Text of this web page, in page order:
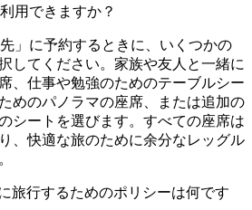
用できますか？
」に予約するときに、いくつかの
してください。家族や友人と一緒に
、仕事や勉強のためのテーブルシー
めのパノラマの座席、または追加の
シートを選びます。すべての座席は
、快適な旅のために余分なレッグル
旅行するためのポリシーは何です